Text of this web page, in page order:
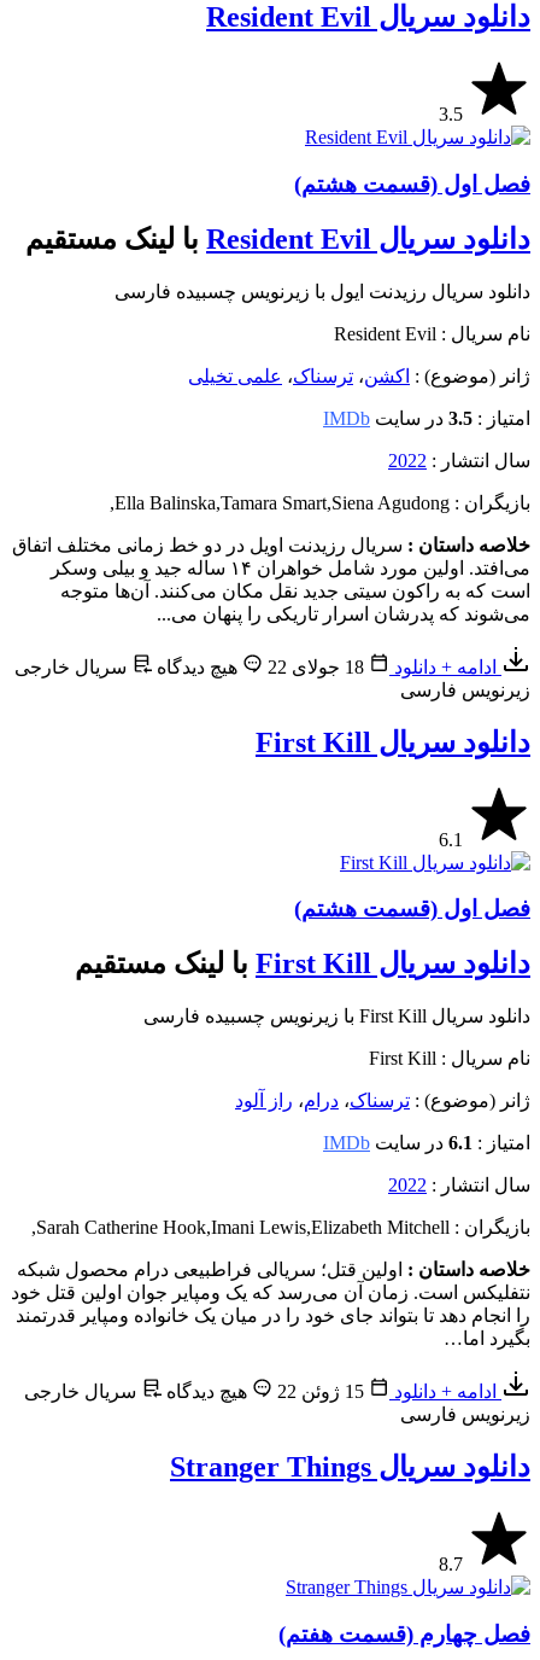
دانلود سریال Resident Evil
3.5
فصل اول (قسمت هشتم)
دانلود سریال Resident Evil با لینک مستقیم
دانلود سریال رزیدنت ایول با زیرنویس چسبیده فارسی
نام سریال : Resident Evil
ژانر (موضوع) : اکشن، ترسناک، علمی تخیلی
امتیاز : 3.5 در سایت IMDb
سال انتشار : 2022
بازیگران : Ella Balinska ,Tamara Smart,Siena Agudong
,
خلاصه داستان : سریال رزیدنت اویل در دو خط زمانی مختلف اتفاق
می‌افتد. اولین مورد شامل خواهران ۱۴ ساله جید و بیلی وسکر
است که به راکون سیتی جدید نقل مکان می‌کنند. آن‌ها متوجه
می‌شوند که پدرشان اسرار تاریکی را پنهان می...
ادامه + دانلود هیچ دیدگاه
سریال خارجی
زیرنویس فارسی
دانلود سریال First Kill
6.1
فصل اول (قسمت هشتم)
دانلود سریال First Kill با لینک مستقیم
دانلود سریال First Kill با زیرنویس چسبیده فارسی
نام سریال : First Kill
ژانر (موضوع) : ترسناک، درام، راز آلود
امتیاز : 6.1 در سایت IMDb
سال انتشار : 2022
بازیگران : Sarah Catherine Hook ,Imani Lewis,Elizabeth Mitchell
,
خلاصه داستان : اولین قتل؛ سریالی فراطبیعی درام محصول شبکه
نتفلیکس است. زمان آن می‌رسد که یک ومپایر جوان اولین قتل خود
را انجام دهد تا بتواند جای خود را در میان یک خانواده ومپایر قدرتمند
بگیرد اما…
ادامه + دانلود هیچ دیدگاه
سریال خارجی
زیرنویس فارسی
دانلود سریال Stranger Things
8.7
فصل چهارم (قسمت هفتم)